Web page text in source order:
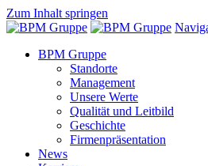
Zum Inhalt springen
BPM Gruppe
Standorte
Management
Unsere Werte
Qualität und Leitbild
Geschichte
Firmenpräsentation
News